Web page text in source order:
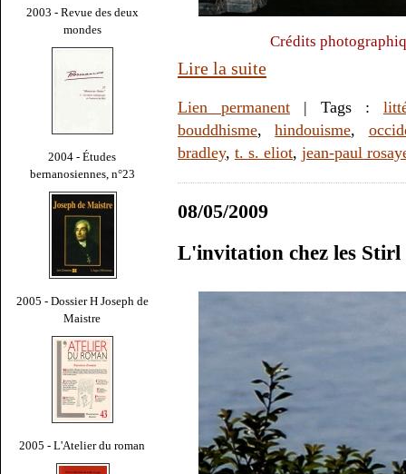
2003 - Revue des deux
mondes
2004 - Études
bernanosiennes, n°23
2005 - Dossier H Joseph de
Maistre
2005 - L'Atelier du roman
Crédits
Lire la suite
Lien permanent| Tags :
bouddhisme,hindouisme,
bradley, t. s. eliot, jean-paul
08/05/2009
L'invitation chez les Stirl